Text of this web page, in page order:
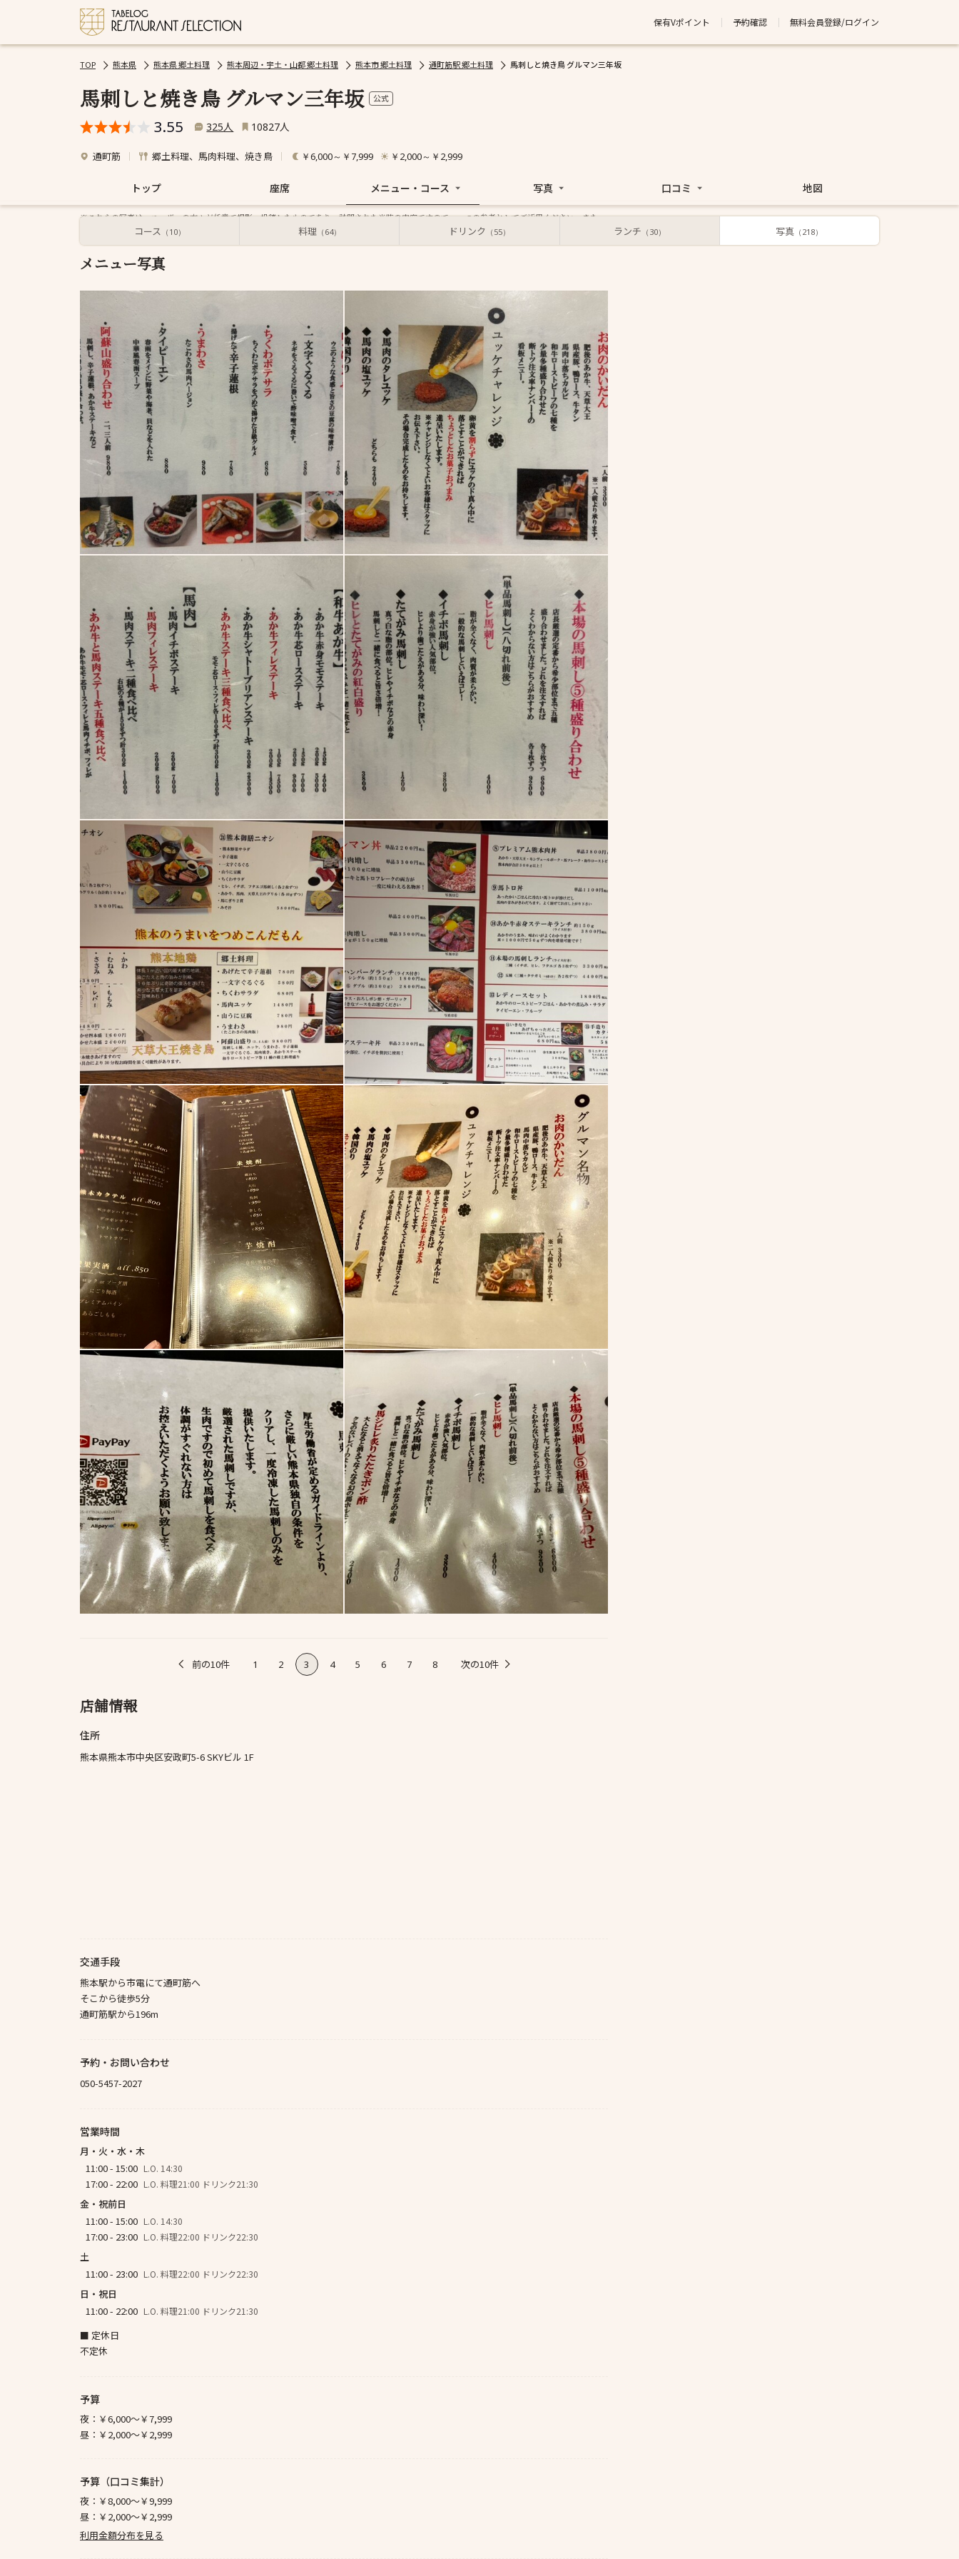
保有Vポイント 予約確認 無料会員登録/ログイン
TOP 熊本県 熊本県 郷土料理 熊本周辺・宇土・山都 郷土料理 熊本市 郷土料理 通町筋駅 郷土料理 馬刺しと焼き鳥 グルマン三年坂
馬刺しと焼き鳥 グルマン三年坂 公式
3.55 325人 10827人
通町筋 郷土料理、馬肉料理、焼き鳥 ￥6,000～￥7,999 ￥2,000～￥2,999
トップ 座席 メニュー・コース
コース （10） 料理 （64） ドリンク （55） ランチ （30） 写真 （218）
写真 口コミ 地図
※これらの写真は、ユーザーの方々が任意で撮影・投稿したものであり、訪問された当時の内容ですので、一つの参考としてご活用ください。また、
最新の情報とは異なる可能性がありますので、訪問の際は必ず事前に電話等でご確認ください。
メニュー写真
前の10件 1 2 3 4 5 6 7 8 次の10件
店舗情報
住所
熊本県熊本市中央区安政町5-6 SKYビル 1F
交通手段
熊本駅から市電にて通町筋へ
そこから徒歩5分
通町筋駅から196m
予約・お問い合わせ
050-5457-2027
営業時間
月・火・水・木
11:00 - 15:00 L.O. 14:30
17:00 - 22:00 L.O. 料理21:00 ドリンク21:30
金・祝前日
11:00 - 15:00 L.O. 14:30
17:00 - 23:00 L.O. 料理22:00 ドリンク22:30
土
11:00 - 23:00 L.O. 料理22:00 ドリンク22:30
日・祝日
11:00 - 22:00 L.O. 料理21:00 ドリンク21:30
■ 定休日
不定休
予算
夜： ￥6,000～￥7,999
昼： ￥2,000～￥2,999
予算（口コミ集計）
夜： ￥8,000～￥9,999
昼： ￥2,000～￥2,999
利用金額分布を見る